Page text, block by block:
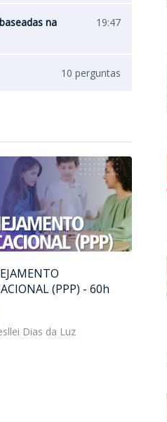
na
19:47
10 perguntas
(PPP) - 60h
Dias da Luz